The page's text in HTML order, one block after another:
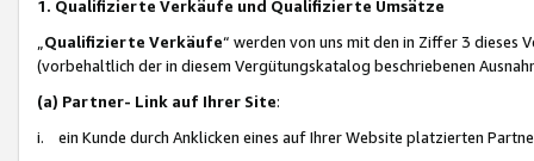
1. Qualifizierte Verkäufe und Qualifizierte Umsätze
Qualifizierte Verkäufe“ werden von uns mit den in Ziffer 3
(vorbehaltlich der in diesem Vergütungskatalog beschriebenen
(a) Partner- Link auf Ihrer Site:
i. ein Kunde durch Anklicken eines auf Ihrer Website platzierten